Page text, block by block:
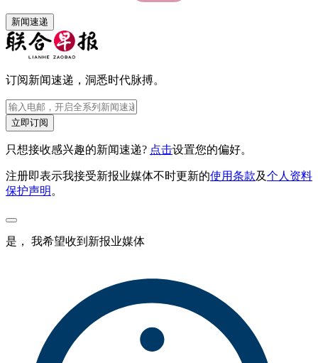
新闻速递
订阅新闻速递，洞悉时代脉搏。
立即订阅
只想接收感兴趣的新闻速递? 点击设置您的偏好。
注册即表示我接受新报业媒体不时更新的使用条款及个人资料
保护声明 。
是， 我希望收到新报业媒体